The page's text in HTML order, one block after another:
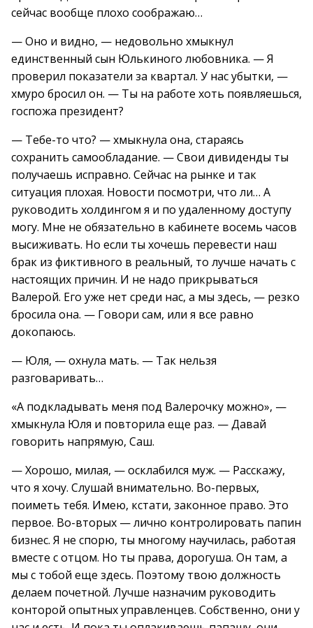
сейчас вообще плохо соображаю…
— Оно и видно, — недовольно хмыкнул
единственный сын Юлькиного любовника. — Я
проверил показатели за квартал. У нас убытки, —
хмуро бросил он. — Ты на работе хоть появляешься,
госпожа президент?
— Тебе-то что? — хмыкнула она, стараясь
сохранить самообладание. — Свои дивиденды ты
получаешь исправно. Сейчас на рынке и так
ситуация плохая. Новости посмотри, что ли… А
руководить холдингом я и по удаленному доступу
могу. Мне не обязательно в кабинете восемь часов
высиживать. Но если ты хочешь перевести наш
брак из фиктивного в реальный, то лучше начать с
настоящих причин. И не надо прикрываться
Валерой. Его уже нет среди нас, а мы здесь, — резко
бросила она. — Говори сам, или я все равно
докопаюсь.
— Юля, — охнула мать. — Так нельзя
разговаривать…
«А подкладывать меня под Валерочку можно», —
хмыкнула Юля и повторила еще раз. — Давай
говорить напрямую, Саш.
— Хорошо, милая, — осклабился муж. — Расскажу,
что я хочу. Слушай внимательно. Во-первых,
поиметь тебя. Имею, кстати, законное право. Это
первое. Во-вторых — лично контролировать папин
бизнес. Я не спорю, ты многому научилась, работая
вместе с отцом. Но ты права, дорогуша. Он там, а
мы с тобой еще здесь. Поэтому твою должность
делаем почетной. Лучше назначим руководить
конторой опытных управленцев. Собственно, они у